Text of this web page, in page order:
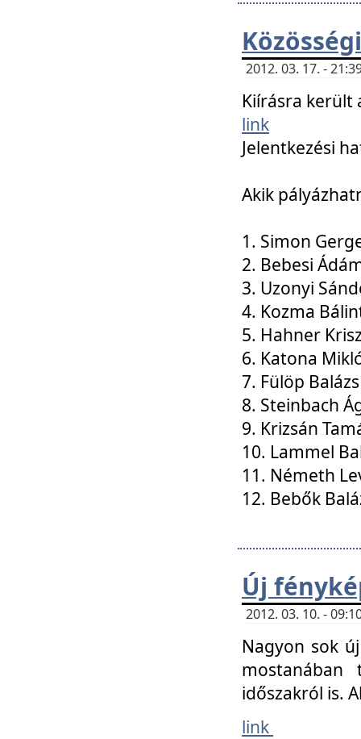
2012. 03. 17. -
Kiírásra került
link
Jelentkezési
Akik
1. Simon
2. Bebesi
3. Uzonyi
4. Kozma
5. Hahner
6. Katona
7. Fülöp Balázs
8. Steinbach
9. Krizsán
10. Lammel
11. Németh
12. Bebők
Új
2012. 03. 10. -
Nagyon sok
mostanában
időszakról is.
link